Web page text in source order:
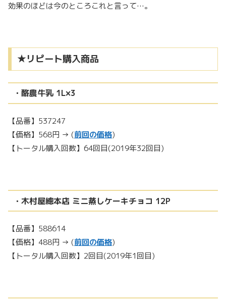
効果のほどは今のところこれと言って…。
★リピート購入商品
・酪農牛乳 1L×3
【品番】537247
【価格】568円 → (前回の価格)
【トータル購入回数】64回目(2019年32回目)
・木村屋總本店 ミニ蒸しケーキチョコ 12P
【品番】588614
【価格】488円 → (前回の価格)
【トータル購入回数】2回目(2019年1回目)